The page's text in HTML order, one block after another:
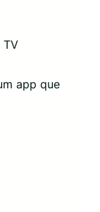
TV
app que